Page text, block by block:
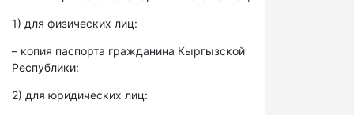
1) для физических лиц:
– копия паспорта гражданина Кыргызской
Республики;
2) для юридических лиц: